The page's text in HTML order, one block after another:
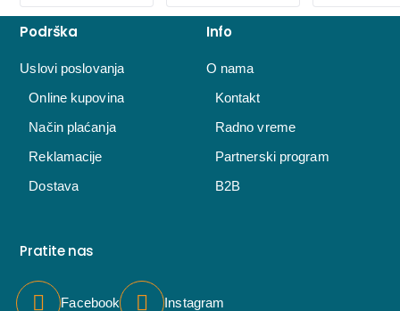
Podrška
Uslovi poslovanja
Online kupovina
Način plaćanja
Reklamacije
Dostava
Info
O nama
Kontakt
Radno vreme
Partnerski program
B2B
Pratite nas
Facebook Instagram